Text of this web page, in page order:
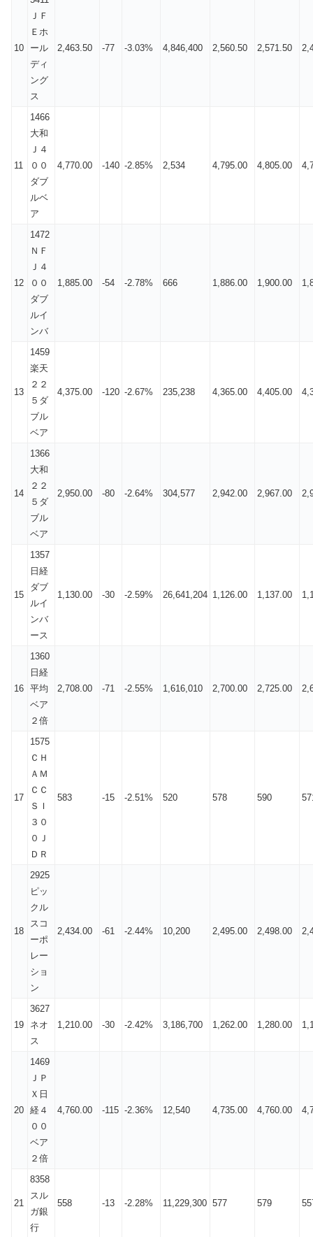
10
ＪＦ
Ｅホ
ール
ディ
ング
ス
2,463.50 -77 -3.03% 4,846,400 2,560.50 2,571.50
11
1466
大和
Ｊ４
００
ダブ
ルベ
ア
4,770.00 -140 -2.85% 2,534 4,795.00 4,805.00
12
1472
ＮＦ
Ｊ４
００
ダブ
ルイ
ンバ
1,885.00 -54 -2.78% 666 1,886.00 1,900.00
13
1459
楽天
２２
５ダ
ブル
ベア
4,375.00 -120 -2.67% 235,238 4,365.00 4,405.00
14
1366
大和
２２
５ダ
ブル
ベア
2,950.00 -80 -2.64% 304,577 2,942.00 2,967.00
15
1357
日経
ダブ
ルイ
ンバ
ース
1,130.00 -30 -2.59% 26,641,204 1,126.00 1,137.00
16
1360
日経
平均
ベア
２倍
2,708.00 -71 -2.55% 1,616,010 2,700.00 2,725.00
17
1575
ＣＨ
ＡＭ
ＣＣ
ＳＩ
３０
０Ｊ
ＤＲ
583 -15 -2.51% 520 578 590
18
2925
ピッ
クル
スコ
ーポ
レー
ショ
ン
2,434.00 -61 -2.44% 10,200 2,495.00 2,498.00
19
3627
ネオ
ス
1,210.00 -30 -2.42% 3,186,700 1,262.00 1,280.00
20
1469
ＪＰ
Ｘ日
経４
００
ベア
２倍
4,760.00 -115 -2.36% 12,540 4,735.00 4,760.00
21
8358
スル
ガ銀
行
558 -13 -2.28% 11,229,300 577 579